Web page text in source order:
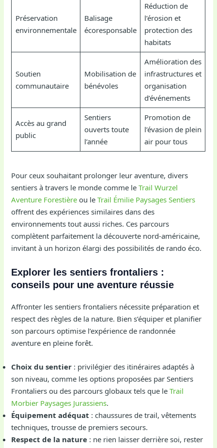
Préservation
environnementale
Balisage
écoresponsable
Réduction de
l’érosion et
protection des
habitats
Soutien
communautaire
Mobilisation de
bénévoles
Amélioration des
infrastructures et
organisation
d’événements
Accès au grand
public
Sentiers
ouverts toute
l’année
Promotion de
l’évasion de plein
air pour tous
Pour ceux souhaitant prolonger leur aventure, divers
sentiers à travers le monde comme leTrail Wurzel
Aventure Forestière ou leTrail Émilie Paysages Sentiers
offrent des expériences similaires dans des
environnements tout aussi riches. Ces parcours
complètent parfaitement la découverte nord-américaine,
invitant à un horizon élargi des possibilités de rando éco.
Explorer les sentiers frontaliers :
conseils pour une aventure réussie
Affronter les sentiers frontaliers nécessite préparation et
respect des règles de la nature. Bien s’équiper et planifier
son parcours optimise l’expérience de randonnée
aventure en pleine forêt.
Choix du sentier : privilégier des itinéraires adaptés à
son niveau, comme les options proposées par Sentiers
Frontaliers ou des parcours globaux tels que leTrail
Morbier Paysages Jurassiens.
Équipement adéquat : chaussures de trail, vêtements
techniques, trousse de premiers secours.
Respect de la nature : ne rien laisser derrière soi, rester